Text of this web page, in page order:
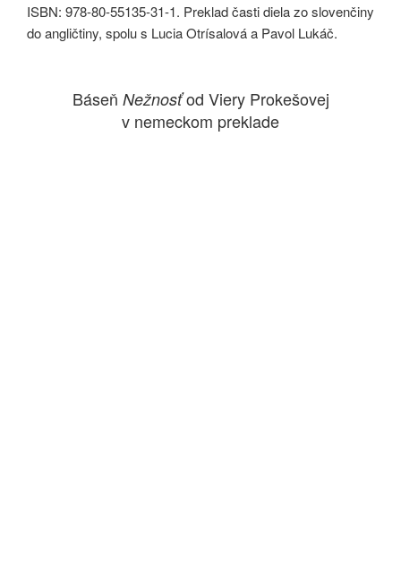
ISBN: 978-80-55135-31-1. Preklad časti diela zo slovenčiny
do angličtiny, spolu s Lucia Otrísalová a Pavol Lukáč.
Báseň Nežnosťod Viery Prokešovej
v nemeckom preklade